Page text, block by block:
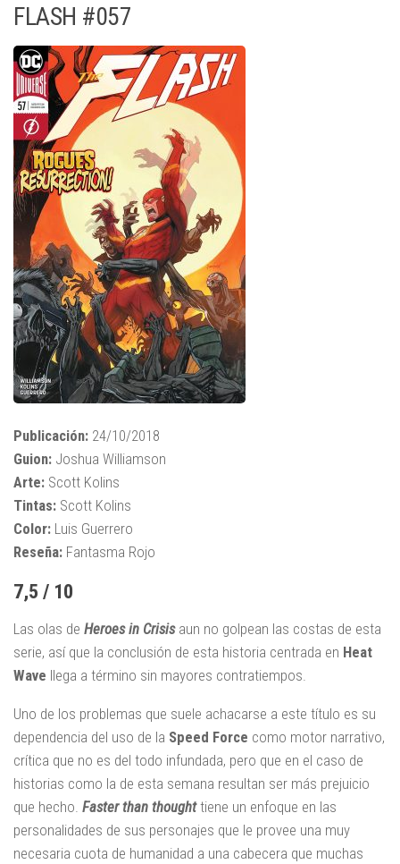
FLASH #057
Publicación: 24/10/2018
Guion: Joshua Williamson
Arte: Scott Kolins
Tintas: Scott Kolins
Color: Luis Guerrero
Reseña: Fantasma Rojo
7,5 / 10
Las olas de Heroes in Crisisaun no golpean las costas de esta
serie, así que la conclusión de esta historia centrada en Heat
Wave llega a término sin mayores contratiempos.
Uno de los problemas que suele achacarse a este título es su
dependencia del uso de la Speed Force como motor narrativo,
crítica que no es del todo infundada, pero que en el caso de
historias como la de esta semana resultan ser más prejuicio
que hecho. Faster than thoughttiene un enfoque en las
personalidades de sus personajes que le provee una muy
necesaria cuota de humanidad a una cabecera que muchas